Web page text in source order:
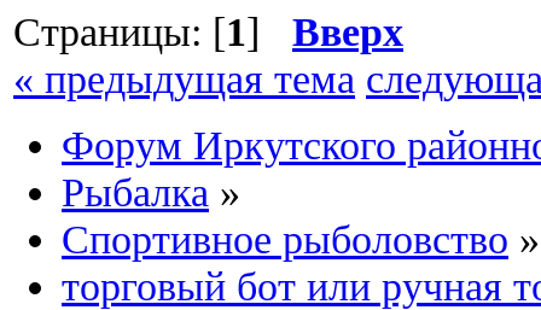
Страницы: [1] Вверх
« предыдущая тема
Форум Иркутского
Рыбалка »
Спортивное рыболовство »
торговый бот или ручная